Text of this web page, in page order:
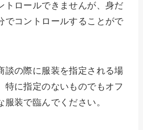
トロールできませんが、身だ
でコントロールすることがで
談の際に服装を指定される場
特に指定のないものでもオフ
服装で臨んでください。